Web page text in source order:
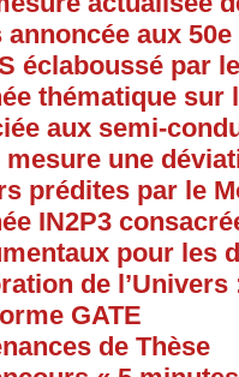
annoncée aux
éclaboussé par
thématique sur
aux semi-
mesure une
prédites par le
IN2P3
pour les
de
GATE
de Thèse